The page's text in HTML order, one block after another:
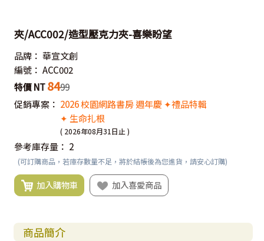
夾/ACC002/造型壓克力夾-喜樂盼望
品牌： 華宣文創
編號： ACC002
特價 NT 8499
促銷專案： 2026 校園網路書房 週年慶 ✦禮品特輯
✦ 生命扎根
( 2026年08月31日止 )
參考庫存量： 2
(可訂購商品，若庫存數量不足，將於結帳後為您進貨，請安心訂購)
加入購物車 加入喜愛商品
商品簡介